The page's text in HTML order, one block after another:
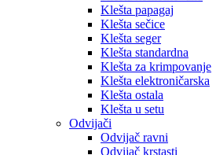
Klešta papagaj
Klešta sečice
Klešta seger
Klešta standardna
Klešta za krimpovanje
Klešta elektroničarska
Klešta ostala
Klešta u setu
Odvijači
Odvijač ravni
Odvijač krstasti